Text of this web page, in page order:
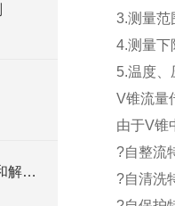
影响流量计测量精度的因素和解决方法1
3.测量范
4.测量下
5.温度
V锥流量
由于V锥
?自整流
?自清洗